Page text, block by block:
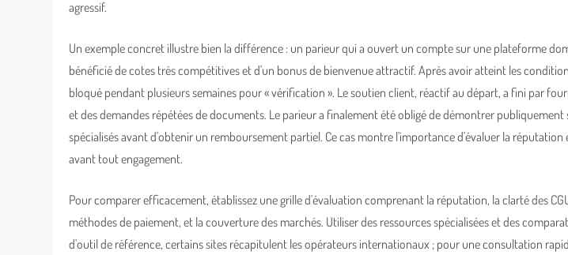
agressif.
Un exemple concret illustre bien la différence : un parieur qui a ouvert un compte sur une plateforme
bénéficié de cotes très compétitives et d'un bonus de bienvenue attractif. Après avoir atteint les
bloqué pendant plusieurs semaines pour « vérification ». Le soutien client, réactif au départ, a fini par
et des demandes répétées de documents. Le parieur a finalement été obligé de démontrer publiquement
spécialisés avant d'obtenir un remboursement partiel. Ce cas montre l'importance d'évaluer la réputation
avant tout engagement.
Pour comparer efficacement, établissez une grille d'évaluation comprenant la réputation, la clarté des
méthodes de paiement, et la couverture des marchés. Utiliser des ressources spécialisées et des
d'outil de référence, certains sites récapitulent les opérateurs internationaux ; pour une consultation